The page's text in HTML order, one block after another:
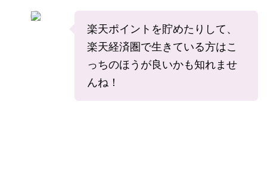
楽天ポイントを貯めたりして、
楽天経済圏で生きている方はこ
っちのほうが良いかも知れませ
んね！